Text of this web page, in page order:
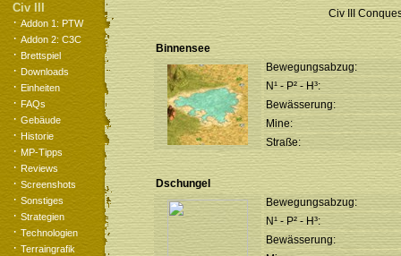
Civ III
· Addon 1: PTW
· Addon 2: C3C
· Brettspiel
· Downloads
· Einheiten
· FAQs
· Gebäude
· Historie
· MP-Tipps
· Reviews
· Screenshots
· Sonstiges
· Strategien
· Technologien
· Terraingrafik
Civ III
Binnensee
Bewegungsabzug:
N¹ - P² - H³:
Bewässerung:
Mine:
Straße:
Dschungel
Bewegungsabzug:
N¹ - P² - H³:
Bewässerung: